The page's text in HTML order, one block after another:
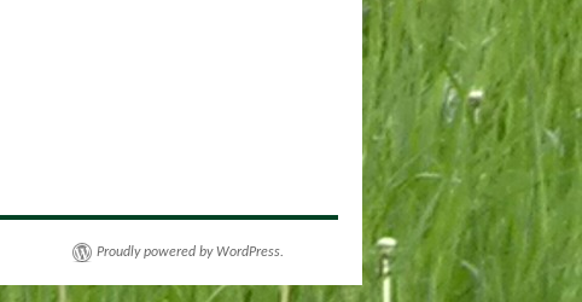
Proudly powered by WordPress.